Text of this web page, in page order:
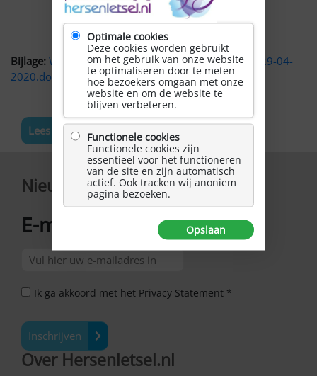
Bijlage: Wervingsflyer Ambassadeurs voor Zeeland.29-04-
2020.docx
Lees meer nieuws
Nieuwsbrief
E-mailadres
Ik ga akkoord met het Privacy Statement *
Inschrijven
Over Hersenletsel.nl
Optimale cookies
Deze cookies worden gebruikt
om het gebruik van onze website
te optimaliseren door te meten
hoe bezoekers omgaan met onze
website en om de website te
blijven verbeteren.
Functionele cookies
Functionele cookies zijn
essentieel voor het functioneren
van de site en zijn automatisch
actief. Ook tracken wij anoniem
pagina bezoeken.
Opslaan